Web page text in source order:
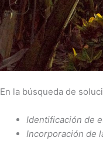
En la búsqueda de
Identificación de
Incorporación de